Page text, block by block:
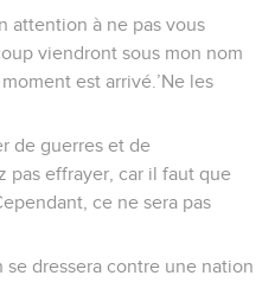
attention à ne pas vous
viendront sous mon nom
moment est arrivé.’Ne les
de guerres et de
pas effrayer, car il faut que
ce ne sera pas
se dressera contre une nation